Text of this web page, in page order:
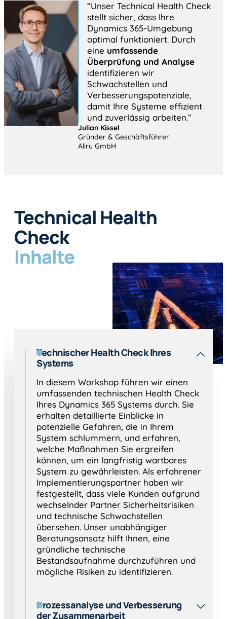
“Unser Technical Health Check
stellt sicher, dass Ihre
Dynamics 365-Umgebung
optimal funktioniert. Durch
eine umfassende
Überprüfung und Analyse
identifizieren wir
Schwachstellen und
Verbesserungspotenziale,
damit Ihre Systeme effizient
und zuverlässig arbeiten.”
Julian Kissel
Gründer & Geschäftsführer
Aliru GmbH
Technical Health
Check
Inhalte
Technischer Health Check Ihres
Systems
In diesem Workshop führen wir einen
umfassenden technischen Health Check
Ihres Dynamics 365 Systems durch. Sie
erhalten detaillierte Einblicke in
potenzielle Gefahren, die in Ihrem
System schlummern, und erfahren,
welche Maßnahmen Sie ergreifen
können, um ein langfristig wartbares
System zu gewährleisten. Als erfahrener
Implementierungspartner haben wir
festgestellt, dass viele Kunden aufgrund
wechselnder Partner Sicherheitsrisiken
und technische Schwachstellen
übersehen. Unser unabhängiger
Beratungsansatz hilft Ihnen, eine
gründliche technische
Bestandsaufnahme durchzuführen und
mögliche Risiken zu identifizieren.
Prozessanalyse und Verbesserung
der Zusammenarbeit